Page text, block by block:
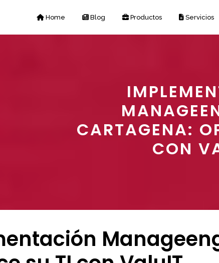
Home Blog Productos Servicios
CARTAGENA:
CON